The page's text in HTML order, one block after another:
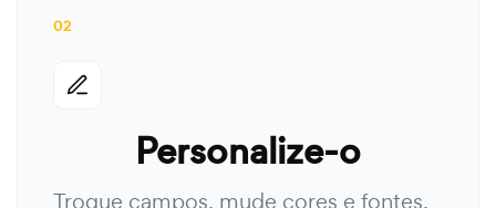
02
Personalize-o
Troque campos, mude cores e fontes,